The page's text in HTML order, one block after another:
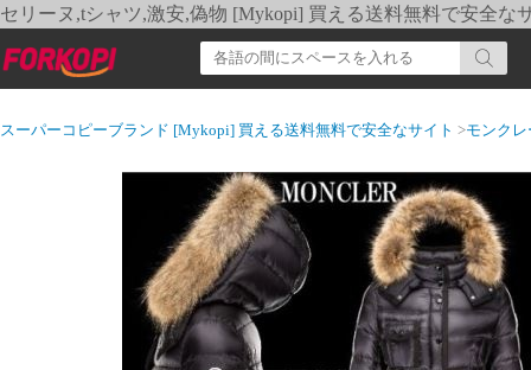
セリーヌ,tシャツ,激安,偽物 [Mykopi] 買える送料無料で安全な
スーパーコピーブランド [Mykopi] 買える送料無料で安全なサイト >モンク